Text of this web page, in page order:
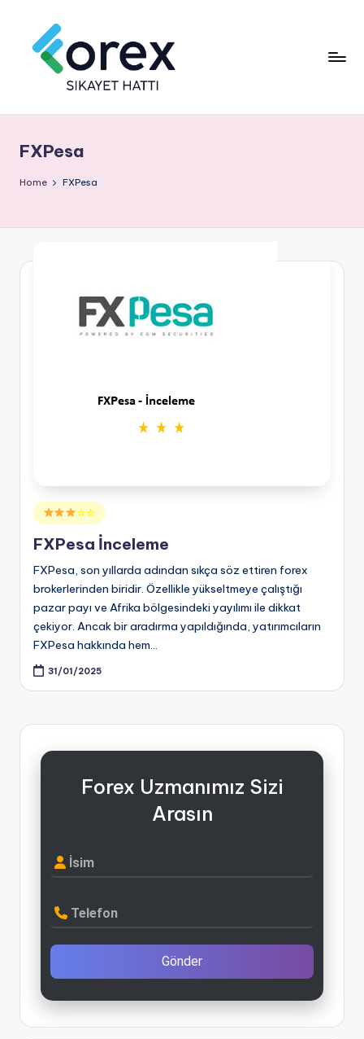
FXPesa
Home FXPesa
Posted
in
☆☆
FXPesa İnceleme
FXPesa, son yıllarda adından sıkça söz ettiren forex
brokerlerinden biridir. Özellikle yükseltmeye çalıştığı
pazar payı ve Afrika bölgesindeki yayılımı ile dikkat
çekiyor. Ancak bir aradırma yapıldığında, yatırımcıların
FXPesa hakkında hem…
31/01/2025
Forex Uzmanımız Sizi
Arasın
İsim
Telefon
Gönder